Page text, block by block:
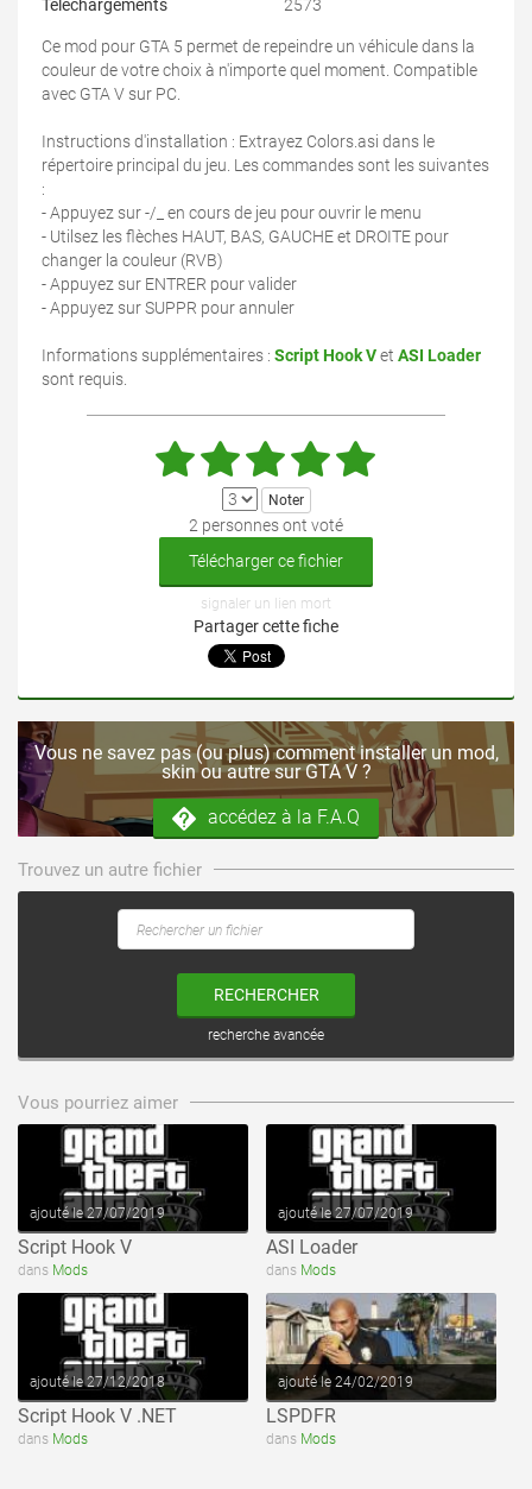
Téléchargements
2573
Ce mod pour GTA 5 permet de repeindre un véhicule dans la
couleur de votre choix à n'importe quel moment. Compatible
avec GTA V sur PC.
Instructions d'installation : Extrayez Colors.asi dans le
répertoire principal du jeu. Les commandes sont les suivantes
:
- Appuyez sur -/_ en cours de jeu pour ouvrir le menu
- Utilsez les flèches HAUT, BAS, GAUCHE et DROITE pour
changer la couleur (RVB)
- Appuyez sur ENTRER pour valider
- Appuyez sur SUPPR pour annuler
Informations supplémentaires : Script Hook Vet ASI Loader
sont requis.
2 personnes ont voté
Télécharger ce fichier
signaler un lien mort
Partager cette fiche
Vous ne savez pas (ou plus) comment installer un mod,
skin ou autre sur GTA V ?
accédez à la F.A.Q
Trouvez un autre fichier
RECHERCHER
recherche avancée
Vous pourriez aimer
ajouté le 27/07/2019
Script Hook V
dans Mods
ajouté le 27/07/2019
ASI Loader
dans Mods
voir ce fichier
ajouté le 27/12/2018
Script Hook V .NET
dans Mods
voir ce fichier
ajouté le 24/02/2019
LSPDFR
dans Mods